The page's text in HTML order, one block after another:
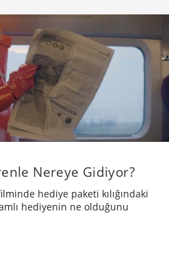
Nereye Gidiyor?
hediye paketi kılığındaki
hediyenin ne olduğunu